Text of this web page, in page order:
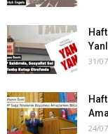
31/
24/